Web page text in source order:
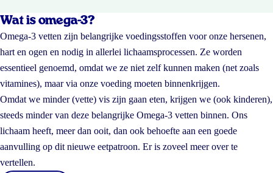
Wat is omega-3?
Omega-3 vetten zijn belangrijke voedingsstoffen voor onze hersenen,
hart en ogen en nodig in allerlei lichaamsprocessen. Ze worden
essentieel genoemd, omdat we ze niet zelf kunnen maken (net zoals
vitamines), maar via onze voeding moeten binnenkrijgen.
Omdat we minder (vette) vis zijn gaan eten, krijgen we (ook kinderen),
steeds minder van deze belangrijke Omega-3 vetten binnen. Ons
lichaam heeft, meer dan ooit, dan ook behoefte aan een goede
aanvulling op dit nieuwe eetpatroon. Er is zoveel meer over te
vertellen.